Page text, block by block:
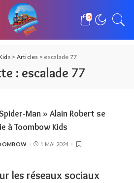
0
> Articles > escalade 77
: escalade 77
Man » Alain Robert se
à Toombow Kids
1 MAI 2024
les réseaux sociaux